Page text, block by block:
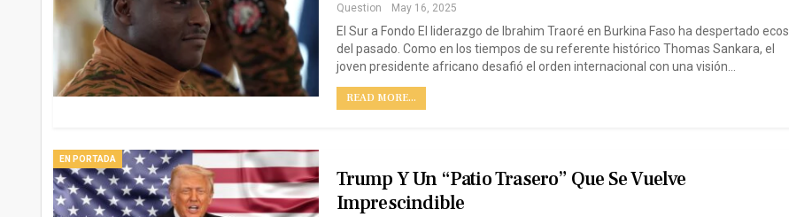
Question May 16, 2025
El Sur a Fondo El liderazgo de Ibrahim Traoré en Burkina Faso ha despertado ecos
del pasado. Como en los tiempos de su referente histórico Thomas Sankara, el
joven presidente africano desafió el orden internacional con una visión…
READ MORE...
EN PORTADA
Trump Y Un “patio Trasero” Que Se Vuelve
Imprescindible